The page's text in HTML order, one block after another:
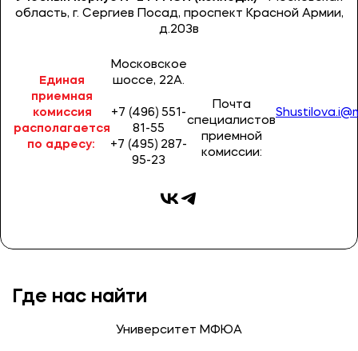
Приемная комиссия
+7 (495) 221-10-01
+7 (800) 200-80-66
Об образовательной организации
область, г. Сергиев Посад, проспект Красной Армии,
д.203в
Единая
приемная
комиссия
располагается
по адресу:
Московское
шоссе, 22А.
+7 (496) 551-
81-55
+7 (495) 287-
95-23
Почта
специалистов
приемной
комиссии:
Где нас найти
Университет МФЮА